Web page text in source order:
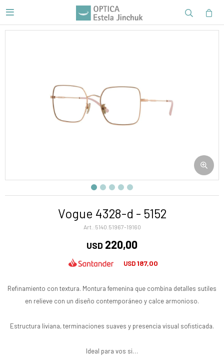

Vogue 4328-d - 5152
5140.51967-19160
USD 220,00
USD187,00
Refinamiento con textura. Montura femenina que combina detalles sutiles
en relieve con un diseño contemporáneo y calce armonioso.
Estructura liviana, terminaciones suaves y presencia visual sofisticada.
Ideal para vos si…